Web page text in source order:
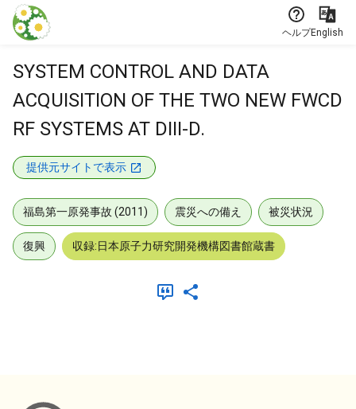
本文に飛ぶ
ヘルプEnglish
SYSTEM CONTROL AND DATA
ACQUISITION OF THE TWO NEW FWCD
RF SYSTEMS AT DIII-D.
提供元サイトで表示
福島第一原発事故 (2011) 震災への備え 被災状況
復興 収録:日本原子力研究開発機構図書館蔵書